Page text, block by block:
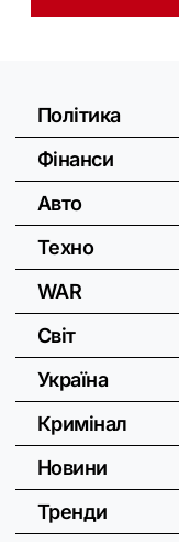
Політика
Фінанси
Авто
Техно
WAR
Світ
Україна
Кримінал
Новини
Тренди